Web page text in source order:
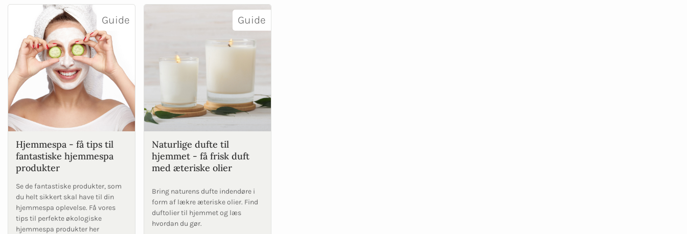
Guide
Hjemmespa - få tips til
fantastiske hjemmespa
produkter
Se de fantastiske produkter, som
du helt sikkert skal have til din
hjemmespa oplevelse. Få vores
tips til perfekte økologiske
hjemmespa produkter her
Guide
Naturlige dufte til
hjemmet - få frisk duft
med æteriske olier
Bring naturens dufte indendøre i
form af lækre æteriske olier. Find
duftolier til hjemmet og læs
hvordan du gør.